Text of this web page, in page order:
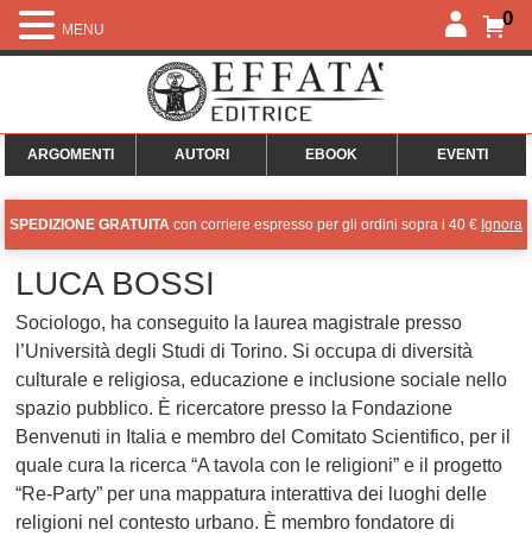
0
ARGOMENTI AUTORI EBOOK EVENTI
SPEDIZIONE GRATUITA con corriere espresso per gli ordini sopra i 40 € Ignora
LUCA BOSSI
Sociologo, ha conseguito la laurea magistrale presso
l’Università degli Studi di Torino. Si occupa di diversità
culturale e religiosa, educazione e inclusione sociale nello
spazio pubblico. È ricercatore presso la Fondazione
Benvenuti in Italia e membro del Comitato Scientifico, per il
quale cura la ricerca “A tavola con le religioni” e il progetto
“Re-Party” per una mappatura interattiva dei luoghi delle
religioni nel contesto urbano. È membro fondatore di
MENU